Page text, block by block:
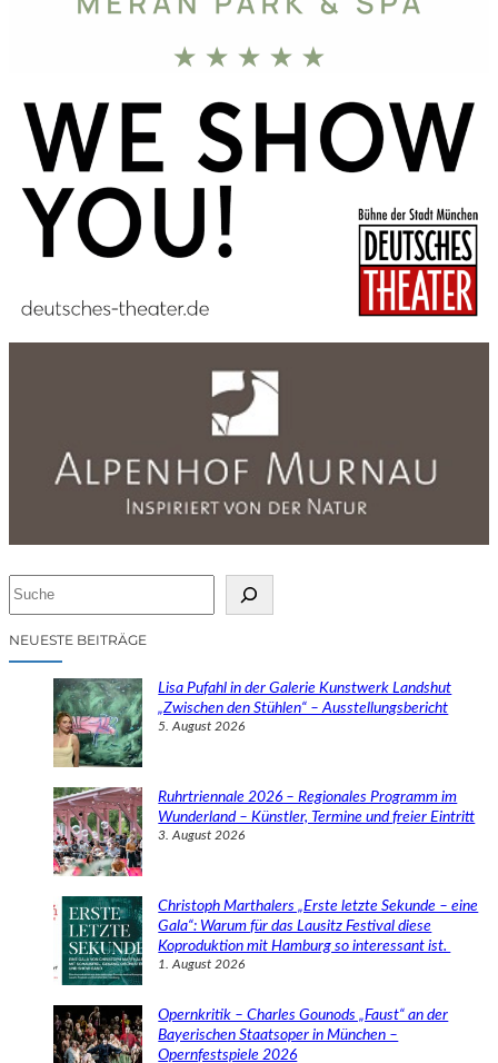
cNEUESTE BEITRÄGE
Lisa Pufahl in der Galerie Kunstwerk Landshut
„Zwischen den Stühlen“ – Ausstellungsbericht
5. August 2026
Ruhrtriennale 2026 – Regionales Programm im
Wunderland – Künstler, Termine und freier Eintritt
3. August 2026
Christoph Marthalers „Erste letzte Sekunde – eine
Gala“: Warum für das Lausitz Festival diese
Koproduktion mit Hamburg so interessant ist.
1. August 2026
Opernkritik – Charles Gounods „Faust“ an der
Bayerischen Staatsoper in München –
Opernfestspiele 2026